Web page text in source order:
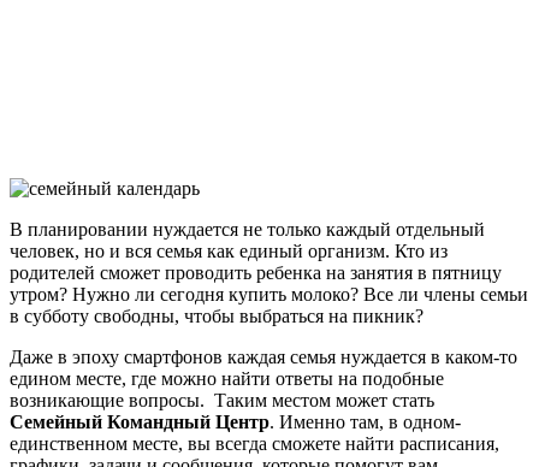
В планировании нуждается не только каждый отдельный
человек, но и вся семья как единый организм. Кто из
родителей сможет проводить ребенка на занятия в пятницу
утром? Нужно ли сегодня купить молоко? Все ли члены семьи
в субботу свободны, чтобы выбраться на пикник?
Даже в эпоху смартфонов каждая семья нуждается в каком-то
едином месте, где можно найти ответы на подобные
возникающие вопросы. Таким местом может стать
Семейный Командный Центр. Именно там, в одном-
единственном месте, вы всегда сможете найти расписания,